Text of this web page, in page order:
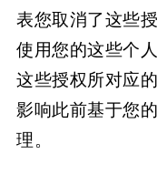
表您取消了这些
使用您的这些个
这些授权所对应
影响此前基于您
理。